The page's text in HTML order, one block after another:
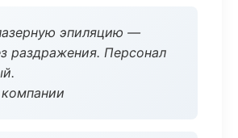
эпиляцию —
раздражения. Персонал